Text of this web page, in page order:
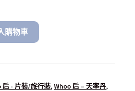
購物車
后 - 片裝/旅行裝, Whoo 后 – 天率丹,